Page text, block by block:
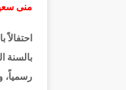
منى
بالسنة الدولية
رسمياً،